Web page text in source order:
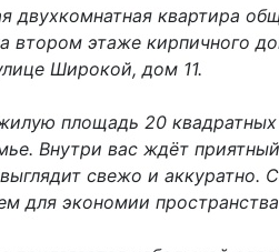
двухкомнатная квартира
втором этаже кирпичного
Широкой, дом 11.
площадь 20
Внутри вас ждёт
свежо и аккуратно.
для экономии